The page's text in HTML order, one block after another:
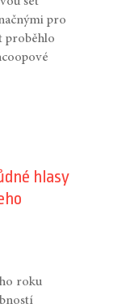
pro
proběhlo
hlasy
roku